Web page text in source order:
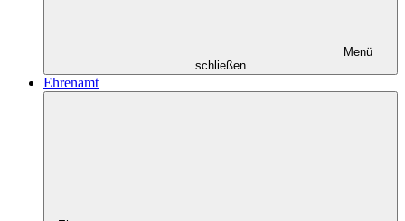
Menü
schließen
Ehrenamt